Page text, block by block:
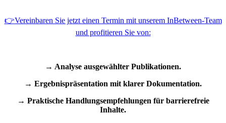
👉Vereinbaren Sie jetzt einen Termin mit unserem InBetween-Team
und profitieren Sie von:
→ Analyse ausgewählter Publikationen.
→ Ergebnispräsentation mit klarer Dokumentation.
→ Praktische Handlungsempfehlungen für barrierefreie
Inhalte.